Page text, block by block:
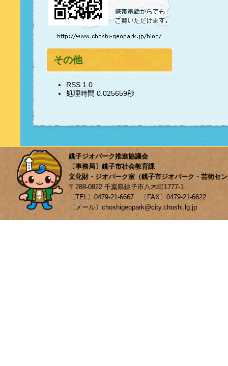
その他
RSS 1.0
処理時間 0.025659秒
銚子ジオパーク推進協議会
〔事務局〕銚子市社会教育課
文化財・ジオパーク室（銚子市ジオパーク・芸術セ
〒288-0822 千葉県銚子市八木町1777-1
〔TEL〕0479-21-6667 〔FAX〕0479-21-6622
〔メール〕choshigeopark@city.choshi.lg.jp